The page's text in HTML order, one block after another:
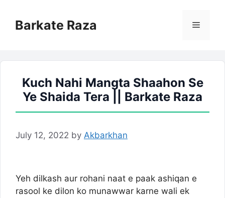
contentBarkate Raza Menu
Kuch Nahi Mangta Shaahon Se
Ye Shaida Tera || Barkate Raza
July 12, 2022 by Akbarkhan
Yeh dilkash aur rohani naat e paak ashiqan e
rasool ke dilon ko munawwar karne wali ek